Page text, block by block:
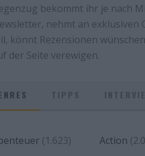
bekommt ihr je nach
nehmt an exklusiven
könnt Rezensionen
der Seite verewigen.
(1.623) Action